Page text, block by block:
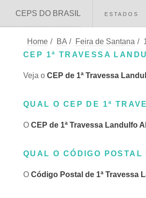
CEPS DO BRASIL ESTADOS
Home / BA / Feira de Santana /
CEP 1ª TRAVESSA
Veja o CEP de 1ª Travessa
QUAL O CEP DE 1ª
O CEP de 1ª Travessa Landulfo
QUAL O CÓDIGO
O Código Postal de 1ª Travessa